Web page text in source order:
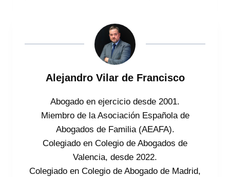
Alejandro Vilar de Francisco
Abogado en ejercicio desde 2001.
Miembro de la Asociación Española de
Abogados de Familia (AEAFA).
Colegiado en Colegio de Abogados de
Valencia, desde 2022.
Colegiado en Colegio de Abogado de Madrid,